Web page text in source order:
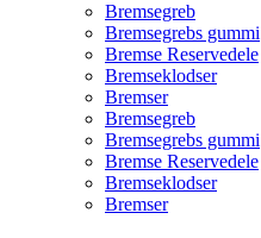
Bremsegreb
Bremsegrebs gummi
Bremse Reservedele
Bremseklodser
Bremser
Bremsegreb
Bremsegrebs gummi
Bremse Reservedele
Bremseklodser
Bremser